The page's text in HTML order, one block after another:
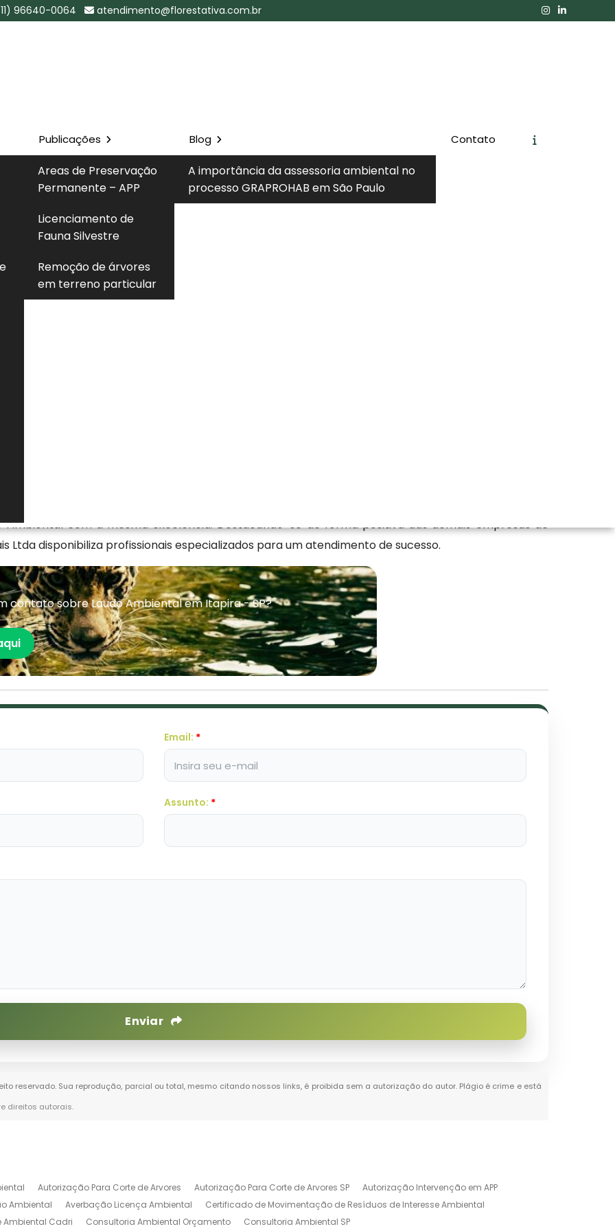
96640-0064 atendimento@florestativa.com.br
Publicações
Areas de Preservação
Permanente – APP
Licenciamento de
Fauna Silvestre
Remoção de árvores
em terreno particular
Blog
A importância da assessoria ambiental no
processo GRAPROHAB em São Paulo
Contato
- SP
Solicite um Orçamento
ambientais de uma área, empreendimento ou
ou potenciais e indicando medidas corretivas ou
pode ser exigido em processos de licenciamento,
análise de campo, levantamento de dados,
decisões estratégicas e demonstra conformidade
e responsabilidades futuras ao responsável pelo empreendimento.
e emissão de laudo ambiental
em Itapira - SP de maior qualidade no segmento Ambiental, conte com a Florestativa Solucoes
de Graprohab Licenciamento Ambiental, Auditoria Ambiental, Solucoes Ambientais, Laudo
com a mesma excelência. Destacando-se de forma positiva das demais empresas de
Ltda disponibiliza profissionais especializados para um atendimento de sucesso.
contato sobre Laudo Ambiental em Itapira - SP?
Email: *
Assunto: *
Enviar
reservado. Sua reprodução, parcial ou total, mesmo citando nossos links, é proibida sem a autorização do autor. Plágio é crime e está
direitos autorais.
Autorização Para Corte de Arvores Autorização Para Corte de Arvores SP
Autorização Intervenção em APP
Ambiental Averbação Licença Ambiental
Certificado de Movimentação de Resíduos de Interesse Ambiental
Ambiental Cadri
Consultoria Ambiental Orçamento
Consultoria Ambiental SP